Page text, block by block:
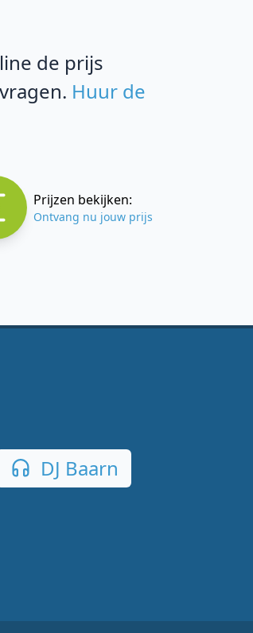
de prijs
Huur de
Prijzen bekijken:
Ontvang nu jouw prijs
DJ Baarn